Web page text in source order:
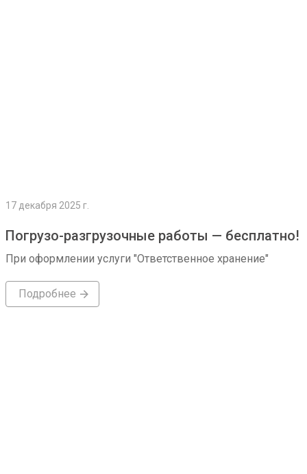
17 декабря 2025 г.
Погрузо-разгрузочные работы — бесплатно!
При оформлении услуги "Ответственное хранение"
Подробнее